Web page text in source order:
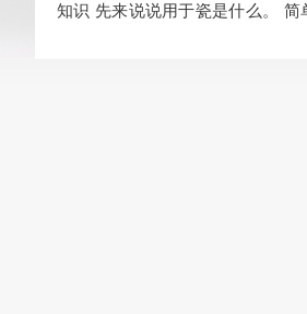
知识 先来说说用于瓷是什么。